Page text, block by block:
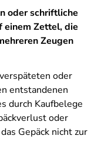
oder schriftliche
einem Zettel, die
Zeugen
oder
entstandenen
durch Kaufbelege
oder
Gepäck nicht zur